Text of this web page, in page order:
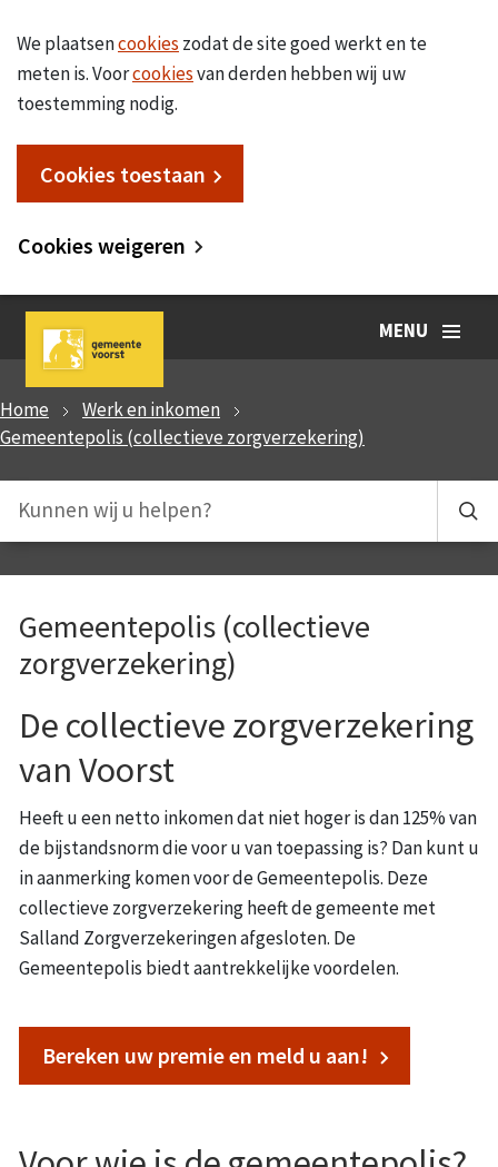
We plaatsencookies zodat de site goed werkt en te
meten is. Voorcookiesvan derden hebben wij uw
toestemming nodig.
Cookies toestaan
Cookies weigeren
MENU
Home
Werk en inkomen
Gemeentepolis (collectieve zorgverzekering)
Gemeentepolis (collectieve
zorgverzekering)
De collectieve zorgverzekering
van Voorst
Heeft u een netto inkomen dat niet hoger is dan 125% van
de bijstandsnorm die voor u van toepassing is? Dan kunt u
in aanmerking komen voor de Gemeentepolis. Deze
collectieve zorgverzekering heeft de gemeente met
Salland Zorgverzekeringen afgesloten. De
Gemeentepolis biedt aantrekkelijke voordelen.
Bereken uw premie en meld u aan!